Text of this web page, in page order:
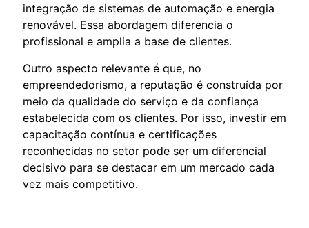
integração de sistemas de automação e energia
renovável. Essa abordagem diferencia o
profissional e amplia a base de clientes.
Outro aspecto relevante é que, no
empreendedorismo, a reputação é construída por
meio da qualidade do serviço e da confiança
estabelecida com os clientes. Por isso, investir em
capacitação contínua e certificações
reconhecidas no setor pode ser um diferencial
decisivo para se destacar em um mercado cada
vez mais competitivo.